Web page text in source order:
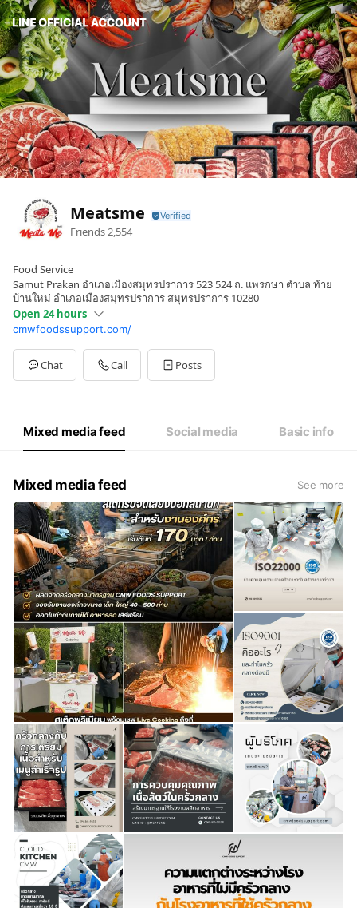
Meatsme
Friends2,554
Food Service
Samut Prakan อำเภอเมืองสมุทรปราการ 523 524 ถ. แพรกษา ตำบล ท้าย
บ้านใหม่ อำเภอเมืองสมุทรปราการ สมุทรปราการ 10280
Open 24 hours
SunOpen 24 hours
MonOpen 24 hours
TueOpen 24 hours
WedOpen 24 hours
Open 24 hours
กรุณาส่ง Order ล่วงหน้า
cmwfoodssupport.com/
Chat Call Posts
Mixed media feed Social media Basic info
Mixed media feed See more